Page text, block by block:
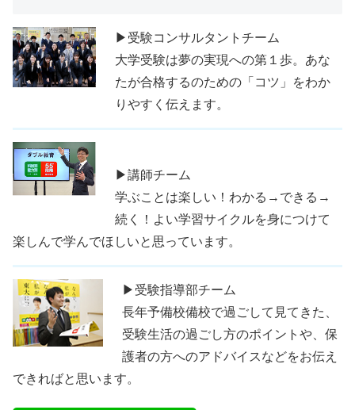
▶受験コンサルタントチーム
大学受験は夢の実現への第１歩。あな
たが合格するのための「コツ」をわか
りやすく伝えます。
▶講師チーム
学ぶことは楽しい！わかる→できる→
続く！よい学習サイクルを身につけて
楽しんで学んでほしいと思っています。
▶受験指導部チーム
長年予備校備校で過ごして見てきた、
受験生活の過ごし方のポイントや、保
護者の方へのアドバイスなどをお伝え
できればと思います。